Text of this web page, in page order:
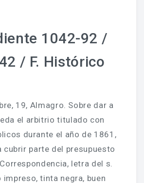
1042-92 /
/ F. Histórico
19, Almagro. Sobre dar a
el arbitrio titulado con
durante el año de 1861,
cubrir parte del presupuesto
letra del s.
impreso, tinta negra, buen